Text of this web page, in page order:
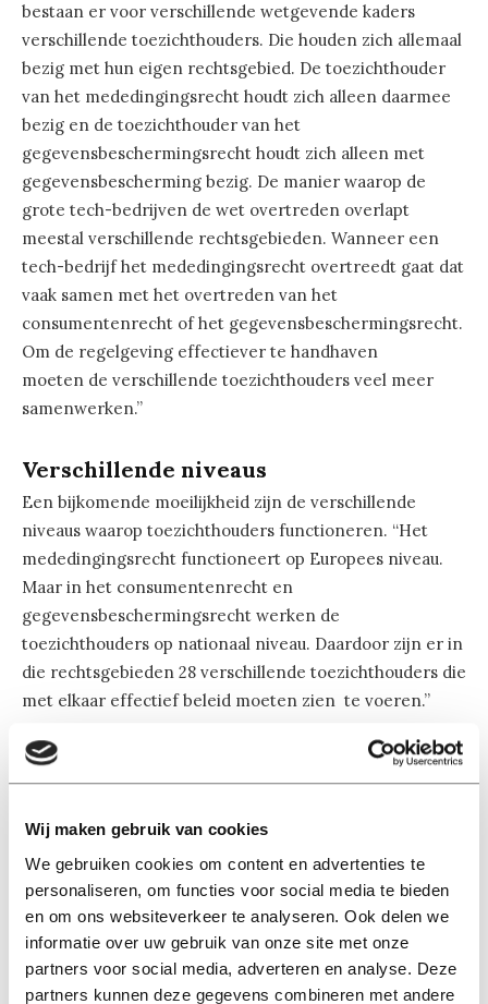
Wij maken gebruik van cookies
We gebruiken cookies om content en advertenties te
personaliseren, om functies voor social media te bieden
en om ons websiteverkeer te analyseren. Ook delen we
informatie over uw gebruik van onze site met onze
partners voor social media, adverteren en analyse. Deze
partners kunnen deze gegevens combineren met andere
bestaan er voor verschillende wetgevende kaders
verschillende toezichthouders. Die houden zich allemaal
bezig met hun eigen rechtsgebied. De toezichthouder
van het mededingingsrecht houdt zich alleen daarmee
bezig en de toezichthouder van het
gegevensbeschermingsrecht houdt zich alleen met
gegevensbescherming bezig. De manier waarop de
grote tech-bedrijven de wet overtreden overlapt
meestal verschillende rechtsgebieden. Wanneer een
tech-bedrijf het mededingingsrecht overtreedt gaat dat
vaak samen met het overtreden van het
consumentenrecht of het gegevensbeschermingsrecht.
Om de regelgeving effectiever te handhaven
moeten de verschillende toezichthouders veel meer
samenwerken.”
Verschillende niveaus
Een bijkomende moeilijkheid zijn de verschillende
niveaus waarop toezichthouders functioneren. “Het
mededingingsrecht functioneert op Europees niveau.
Maar in het consumentenrecht en
gegevensbeschermingsrecht werken de
toezichthouders op nationaal niveau. Daardoor zijn er in
die rechtsgebieden 28 verschillende toezichthouders die
met elkaar effectief beleid moeten zien te voeren.”
Ook Eleni Kosta, hoogleraar IT-recht en
Mensenrechten, ziet de voornaamste uitdaging in de
handhaving van de bestaande regels. “Je ziet dat een
gemonopoliseerd. Niet in de traditionele zin van het
woord, maar in de praktijk bezitten de grootste
bedrijven het leeuwendeel van het internet en social
media. Daarmee beschikken ze over een enorme
hoeveelheden data van de personen die gebruik maken